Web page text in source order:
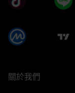
關於我們